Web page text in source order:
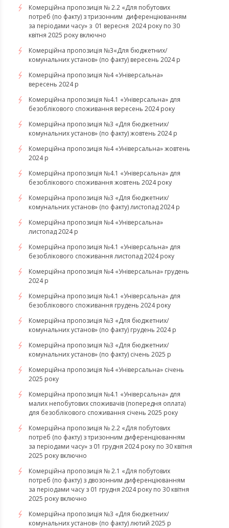
Комерційна пропозиція № 2.2 «Для побутових
потреб (по факту) з тризонним диференціюванням
за періодами часу» з 01 вересня 2024 року по 30
квітня 2025 року включно
Комерційна пропозиція №3«Для бюджетних/
комунальних установ» (по факту) вересень 2024 р
Комерційна пропозиція №4 «Універсальна»
вересень 2024 р
Комерційна пропозиція №4.1 «Універсальна» для
безоблікового споживання вересень 2024 року
Комерційна пропозиція №3 «Для бюджетних/
комунальних установ» (по факту) жовтень 2024 р
Комерційна пропозиція №4 «Універсальна» жовтень
2024 р
Комерційна пропозиція №4.1 «Універсальна» для
безоблікового споживання жовтень 2024 року
Комерційна пропозиція №3 «Для бюджетних/
комунальних установ» (по факту) листопад 2024 р
Комерційна пропозиція №4 «Універсальна»
листопад 2024 р
Комерційна пропозиція №4.1 «Універсальна» для
безоблікового споживання листопад 2024 року
Комерційна пропозиція №4 «Універсальна» грудень
2024 р
Комерційна пропозиція №4.1 «Універсальна» для
безоблікового споживання грудень 2024 року
Комерційна пропозиція №3 «Для бюджетних/
комунальних установ» (по факту) грудень 2024 р
Комерційна пропозиція №3 «Для бюджетних/
комунальних установ» (по факту) січень 2025 р
Комерційна пропозиція №4 «Універсальна» січень
2025 року
Комерційна пропозиція №4.1 «Універсальна» для
малих непобутових споживачів (попередня оплата)
для безоблікового споживання січень 2025 року
Комерційна пропозиція № 2.2 «Для побутових
потреб (по факту) з тризонним диференціюванням
за періодами часу» з 01 грудня 2024 року по 30 квітня
2025 року включно
Комерційна пропозиція № 2.1 «Для побутових
потреб (по факту) з двозонним диференціюванням
за періодами часу з 01 грудня 2024 року по 30 квітня
2025 року включно
Комерційна пропозиція №3 «Для бюджетних/
комунальних установ» (по факту) лютий 2025 р